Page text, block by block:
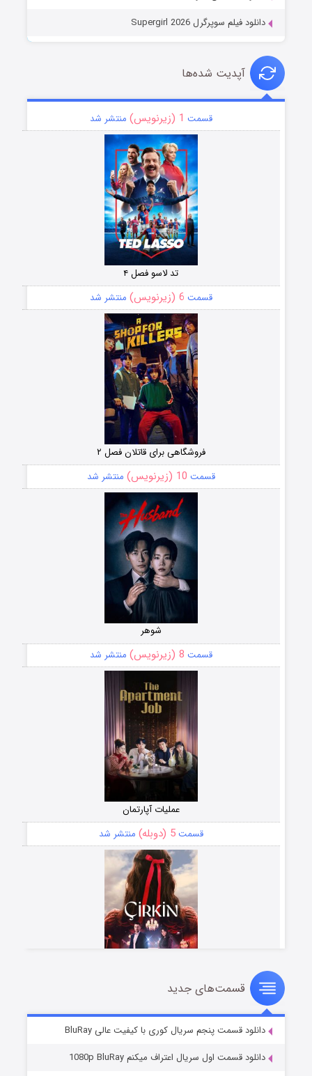
دانلود فیلم سوپرگرل Supergirl 2026
آپدیت شده‌ها
قسمت 1 (زیرنویس) منتشر شد
تد لاسو فصل ۴
قسمت 6 (زیرنویس) منتشر شد
فروشگاهی برای قاتلان فصل ۲
قسمت 10 (زیرنویس) منتشر شد
شوهر
قسمت 8 (زیرنویس) منتشر شد
عملیات آپارتمان
قسمت5 (دوبله) منتشر شد
سریال زشت
قسمت2 (زیرنویس) منتشر شد
قسمت‌های جدید
دانلود قسمت پنجم سریال کوری با کیفیت عالی BluRay
دانلود قسمت اول سریال اعتراف میکنم 1080p BluRay